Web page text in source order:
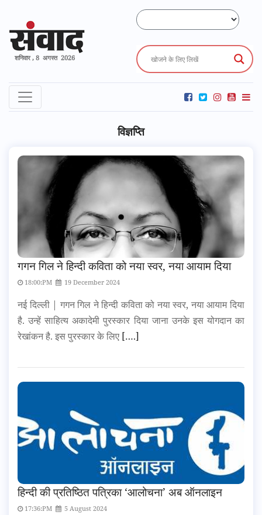
शनिवार , 8 अगस्त 2026
विज्ञप्ति
गगन गिल ने हिन्दी कविता को नया स्वर, नया आयाम दिया
18:00:PM 19 December 2024
नई दिल्ली | गगन गिल ने हिन्दी कविता को नया स्वर, नया आयाम दिया
है. उन्हें साहित्य अकादेमी पुरस्कार दिया जाना उनके इस योगदान का
रेखांकन है. इस पुरस्कार के लिए [….]
हिन्दी की प्रतिष्ठित पत्रिका ‘आलोचना’ अब ऑनलाइन
17:36:PM 5 August 2024